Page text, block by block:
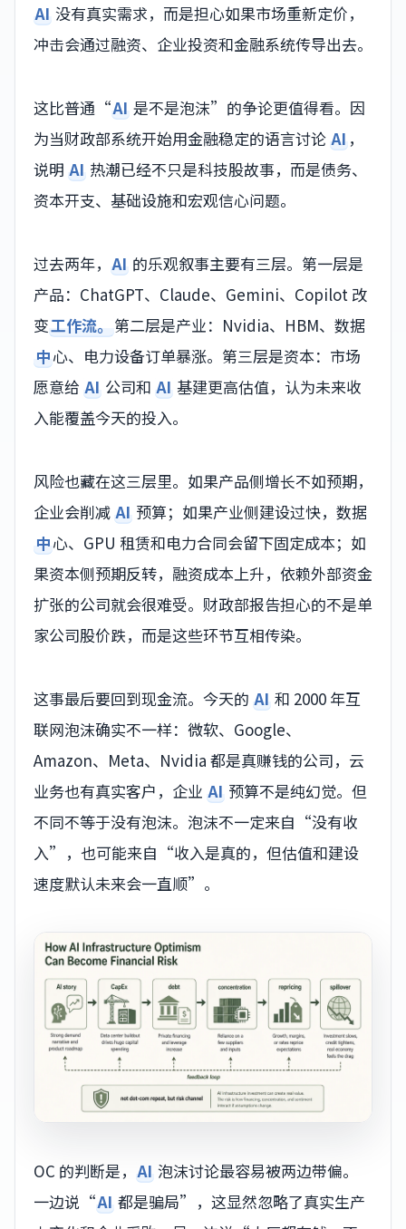
AI 没有真实需求，而是担心如果市场重新定价，
冲击会通过融资、企业投资和金融系统传导出去。
这比普通“AI 是不是泡沫”的争论更值得看。因
为当财政部系统开始用金融稳定的语言讨论 AI ，
说明 AI 热潮已经不只是科技股故事，而是债务、
资本开支、基础设施和宏观信心问题。
过去两年， AI 的乐观叙事主要有三层。第一层是
产品：ChatGPT、Claude、Gemini、Copilot 改
变工作流。 第二层是产业：Nvidia、HBM、数据
中心、电力设备订单暴涨。第三层是资本：市场
愿意给 AI 公司和 AI 基建更高估值，认为未来收
入能覆盖今天的投入。
风险也藏在这三层里。如果产品侧增长不如预期，
企业会削减 AI 预算；如果产业侧建设过快，数据
中心、GPU 租赁和电力合同会留下固定成本；如
果资本侧预期反转，融资成本上升，依赖外部资金
扩张的公司就会很难受。财政部报告担心的不是单
家公司股价跌，而是这些环节互相传染。
这事最后要回到现金流。今天的 AI 和 2000 年互
联网泡沫确实不一样：微软、Google、
Amazon、Meta、Nvidia 都是真赚钱的公司，云
业务也有真实客户，企业 AI 预算不是纯幻觉。但
不同不等于没有泡沫。泡沫不一定来自“没有收
入”，也可能来自“收入是真的，但估值和建设
速度默认未来会一直顺”。
OC 的判断是， AI 泡沫讨论最容易被两边带偏。
一边说“AI 都是骗局”，这显然忽略了真实生产